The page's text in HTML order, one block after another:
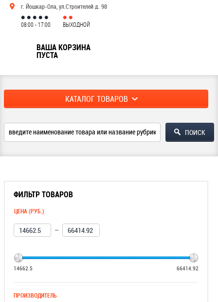
г. Йошкар-Ола, ул.Строителей д. 98
08:00 - 17:00 ВЫХОДНОЙ
ВАША КОРЗИНА
ПУСТА
КАТАЛОГ ТОВАРОВ
ФИЛЬТР ТОВАРОВ
ЦЕНА (РУБ.)
—
14662.5 66414.92
ПРОИЗВОДИТЕЛЬ